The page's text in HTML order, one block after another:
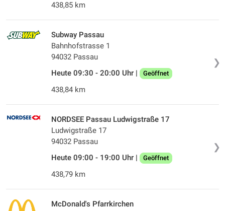
438,85 km
❯
Subway Passau
Bahnhofstrasse 1
94032 Passau
Heute 09:30 - 20:00 Uhr |
Geöffnet
438,84 km
❯
NORDSEE Passau Ludwigstraße 17
Ludwigstraße 17
94032 Passau
Heute 09:00 - 19:00 Uhr |
Geöffnet
438,79 km
McDonald's Pfarrkirchen